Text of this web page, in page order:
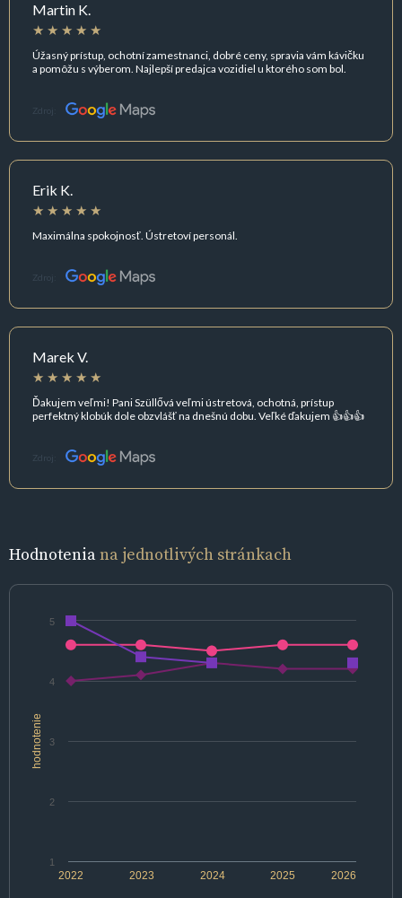
Martin K.
Úžasný prístup, ochotní zamestnanci, dobré ceny, spravia vám kávičku
a pomôžu s výberom. Najlepší predajca vozidiel u ktorého som bol.
Zdroj:
Erik K.
Maximálna spokojnosť. Ústretoví personál.
Zdroj:
Marek V.
Ďakujem veľmi! Pani Szüllővá veľmi ústretová, ochotná, prístup
perfektný klobúk dole obzvlášť na dnešnú dobu. Veľké ďakujem 👍👍👍
Zdroj:
Hodnoteniana jednotlivých stránkach
hodnotenie
2022 2024 2026
2023 2025
1
2
3
4
5